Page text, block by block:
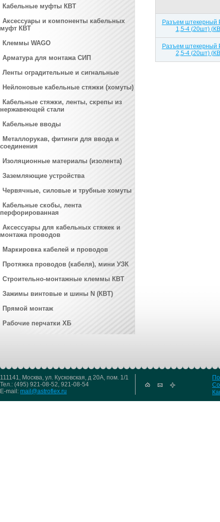
Кабельные муфты КВТ
Аксессуары и компоненты кабельных
муфт КВТ
Клеммы WAGO
Арматура для монтажа СИП
Ленты оградительные и сигнальные
Нейлоновые кабельные стяжки (хомуты)
Кабельные стяжки, ленты, скрепы из
нержавеющей стали
Кабельные вводы
Металлорукав, фитинги для ввода и
соединения
Изоляционные материалы (изолента)
Заземляющие устройства
Червячные, силовые и трубные хомуты
Кабельные скобы, лента
перфорированная
Аксессуары для кабельных стяжек и
монтажа проводов
Маркировка кабелей и проводов
Протяжка проводов (кабеля), мини УЗК
Строительно-монтажные клеммы КВТ
Зажимы винтовые и шины N (КВТ)
Прямой монтаж
Рабочие перчатки ХБ
Разъем
1,5-4 (20шт)
Разъем
2,5-4 (20шт)
111141, Москва, ул. Кусковская, д 20А, пом. 1/1
Тел.: (495) 921-08-52, 921-08-54
E-mail: mail@astroflex.ru